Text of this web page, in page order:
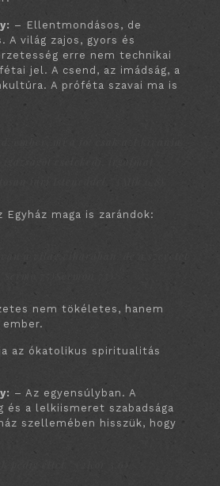
– Ellentmondásos, de
A világ zajos, gyors és
erre nem technikai
jel. A csend, az imádság, a
A próféta szavai ma is
igazságot cselekedj, irgalmat
maga is zarándok:
nem tökéletes, hanem
ember.
az ókatolikus spiritualitás
– Az egyensúlyban. A
és a lelkiismeret szabadsága
szellemében hisszük, hogy